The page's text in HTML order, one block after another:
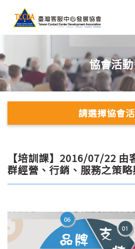
協會活動
請選擇協會
【培訓課】2016/07/22 由
群經營、行銷、服務之策